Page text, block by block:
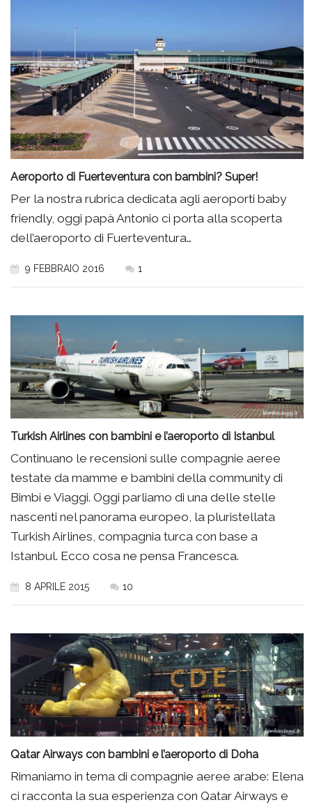
Aeroporto di Fuerteventura con bambini? Super!
Per la nostra rubrica dedicata agli aeroporti baby
friendly, oggi papà Antonio ci porta alla scoperta
dell’aeroporto di Fuerteventura…
9 FEBBRAIO 2016 1
Turkish Airlines con bambini e l’aeroporto di Istanbul
Continuano le recensioni sulle compagnie aeree
testate da mamme e bambini della community di
Bimbi e Viaggi. Oggi parliamo di una delle stelle
nascenti nel panorama europeo, la pluristellata
Turkish Airlines, compagnia turca con base a
Istanbul. Ecco cosa ne pensa Francesca.
8 APRILE 2015 10
Qatar Airways con bambini e l’aeroporto di Doha
Rimaniamo in tema di compagnie aeree arabe: Elena
ci racconta la sua esperienza con Qatar Airways e